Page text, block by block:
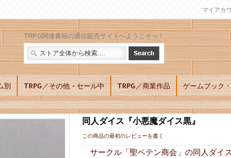
マイアカ
TRPG関連書籍の通信販売サイトへようこそっ！
別 TRPG／その他・セール中 TRPG／商業作品 ゲームブック
同人ダイス『小悪魔ダイス黒』
この商品の最初のレビューを書く
サークル「聖ペテン商会」の同人ダイ